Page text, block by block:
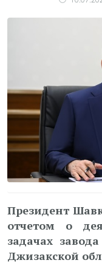
Президент
отчетом о
задачах
Джизакской